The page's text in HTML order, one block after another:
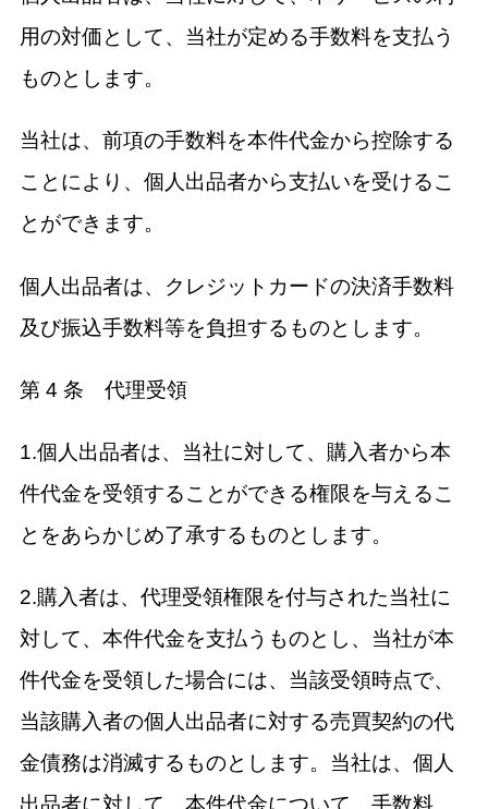
用の対価として、当社が定める手数料を支払う
ものとします。
当社は、前項の手数料を本件代金から控除する
ことにより、個人出品者から支払いを受けるこ
とができます。
個人出品者は、クレジットカードの決済手数料
及び振込手数料等を負担するものとします。
第 4 条 代理受領
1.個人出品者は、当社に対して、購入者から本
件代金を受領することができる権限を与えるこ
とをあらかじめ了承するものとします。
2.購入者は、代理受領権限を付与された当社に
対して、本件代金を支払うものとし、当社が本
件代金を受領した場合には、当該受領時点で、
当該購入者の個人出品者に対する売買契約の代
金債務は消滅するものとします。当社は、個人